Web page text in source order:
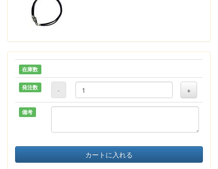
在庫数
発注数 - +
備考
カートに入れる